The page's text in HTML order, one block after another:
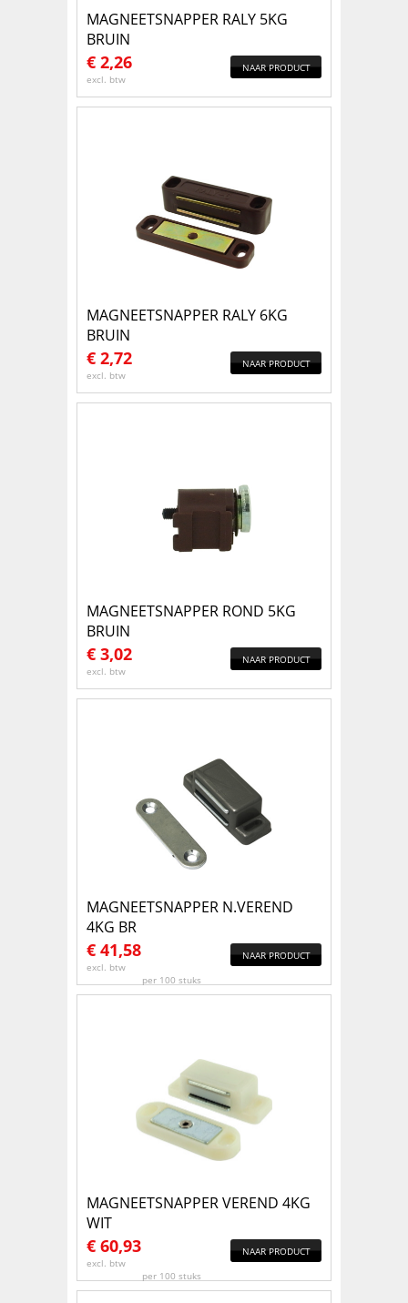
MAGNEETSNAPPER RALY 5KG
BRUIN
€ 2,26
excl. btw
NAAR PRODUCT
MAGNEETSNAPPER RALY 6KG
BRUIN
€ 2,72
excl. btw
NAAR PRODUCT
MAGNEETSNAPPER ROND 5KG
BRUIN
€ 3,02
excl. btw
NAAR PRODUCT
MAGNEETSNAPPER N.VEREND
4KG BR
€ 41,58
excl. btw
per 100 stuks
NAAR PRODUCT
MAGNEETSNAPPER VEREND 4KG
WIT
€ 60,93
excl. btw
per 100 stuks
NAAR PRODUCT